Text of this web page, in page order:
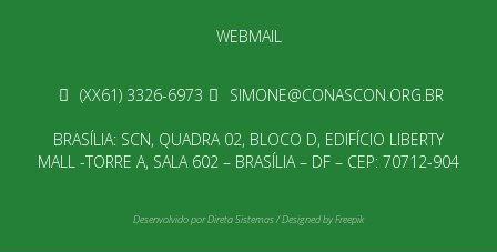
WEBMAIL
(XX61) 3326-6973 SIMONE@CONASCON.ORG.BR
BRASÍLIA: SCN, QUADRA 02, BLOCO D, EDIFÍCIO LIBERTY
MALL -TORRE A, SALA 602 – BRASÍLIA – DF – CEP: 70712-904
Desenvolvido porDireta Sistemas/Designed by Freepik